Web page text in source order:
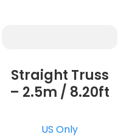
Straight Truss
– 2.5m / 8.20ft
US Only